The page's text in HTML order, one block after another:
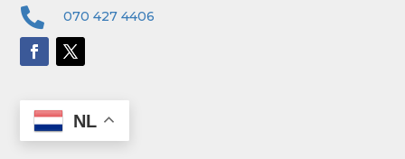
 070 427 4406
NL